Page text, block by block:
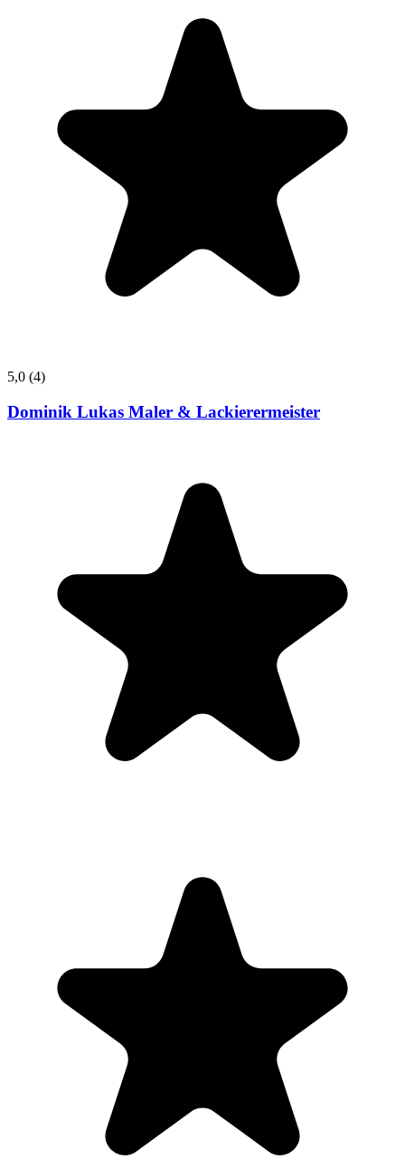
5,0 (4)
Dominik Lukas Maler & Lackierermeister